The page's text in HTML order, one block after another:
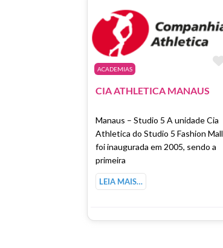
ACADEMIAS
CIA ATHLETICA MANAUS
Manaus – Studio 5 A unidade Cia
Athletica do Studio 5 Fashion Mall
foi inaugurada em 2005, sendo a
primeira
LEIA MAIS…